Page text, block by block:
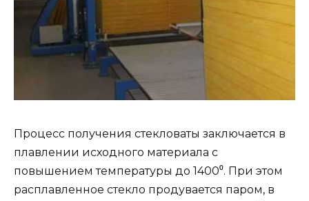
Процесс получения стекловаты заключается в
плавлении исходного материала с
повышением температуры до 1400⁰. При этом
расплавленное стекло продувается паром, в